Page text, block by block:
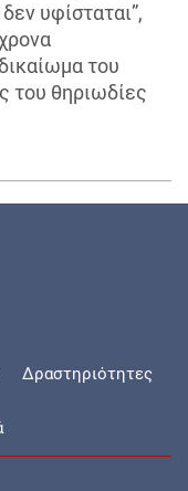
υφίσταται”,
του
του θηριωδίες
Δραστηριότητες